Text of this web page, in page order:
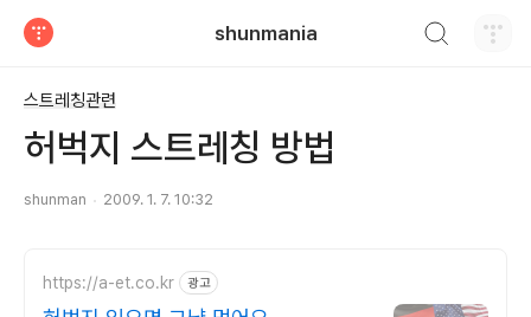
shunmania
스트레칭관련
허벅지 스트레칭 방법
shunman 2009. 1. 7. 10:32
https://a-et.co.kr 광고